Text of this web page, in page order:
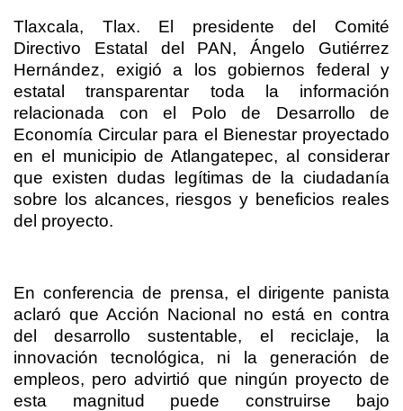
Tlaxcala, Tlax. El presidente del Comité
Directivo Estatal del PAN, Ángelo Gutiérrez
Hernández, exigió a los gobiernos federal y
estatal transparentar toda la información
relacionada con el Polo de Desarrollo de
Economía Circular para el Bienestar proyectado
en el municipio de Atlangatepec, al considerar
que existen dudas legítimas de la ciudadanía
sobre los alcances, riesgos y beneficios reales
del proyecto.
En conferencia de prensa, el dirigente panista
aclaró que Acción Nacional no está en contra
del desarrollo sustentable, el reciclaje, la
innovación tecnológica, ni la generación de
empleos, pero advirtió que ningún proyecto de
esta magnitud puede construirse bajo